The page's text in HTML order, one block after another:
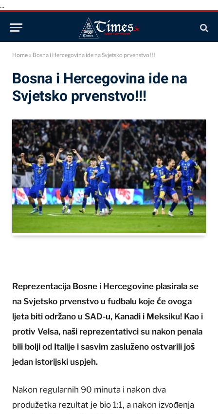
...
Home » Bosna i Hercegovina ide na Svjetsko prvenstvo!!!
Bosna i Hercegovina ide na
Svjetsko prvenstvo!!!
Reprezentacija Bosne i Hercegovine plasirala se
na Svjetsko prvenstvo u fudbalu koje će ovoga
ljeta biti održano u SAD-u, Kanadi i Meksiku! Kao i
protiv Velsa, naši reprezentativci su nakon penala
bili bolji od Italije i sasvim zasluženo ostvarili još
jedan istorijski uspjeh.
Nakon regularnih 90 minuta i nakon dva
produžetka rezultat je bio 1:1, a nakon izvođenja